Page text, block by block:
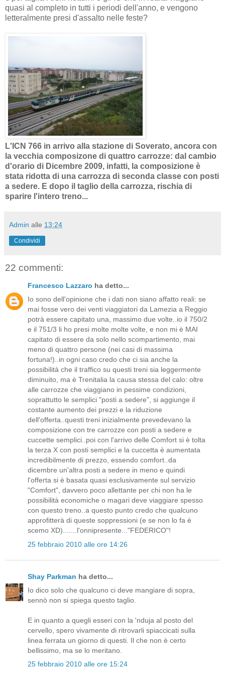
quasi al completo in tutti i periodi dell'anno, e vengono
letteralmente presi d'assalto nelle feste?
L'ICN 766 in arrivo alla stazione di Soverato, ancora con
la vecchia composizone di quattro carrozze: dal cambio
d'orario di Dicembre 2009, infatti, la composizione è
stata ridotta di una carrozza di seconda classe con posti
a sedere. E dopo il taglio della carrozza, rischia di
sparire l'intero treno...
Admin alle 13:24
Condividi
22 commenti:
Francesco Lazzaro ha detto...
Io sono dell'opinione che i dati non siano affatto reali: se
mai fosse vero dei venti viaggiatori da Lamezia a Reggio
potrà essere capitato una, massimo due volte..io il 750/2
e il 751/3 li ho presi molte molte volte, e non mi è MAI
capitato di essere da solo nello scompartimento, mai
meno di quattro persone (nei casi di massima
fortuna!)..in ogni caso credo che ci sia anche la
possibilità che il traffico su questi treni sia leggermente
diminuito, ma è Trenitalia la causa stessa del calo: oltre
alle carrozze che viaggiano in pessime condizioni,
soprattutto le semplici "posti a sedere", si aggiunge il
costante aumento dei prezzi e la riduzione
dell'offerta..questi treni inizialmente prevedevano la
composizione con tre carrozze con posti a sedere e
cuccette semplici..poi con l'arrivo delle Comfort si è tolta
la terza X con posti semplici e la cuccetta è aumentata
incredibilmente di prezzo, essendo comfort..da
dicembre un'altra posti a sedere in meno e quindi
l'offerta si è basata quasi esclusivamente sul servizio
"Comfort", davvero poco allettante per chi non ha le
possibilità economiche o magari deve viaggiare spesso
con questo treno..a questo punto credo che qualcuno
approfitterà di queste soppressioni (e se non lo fa è
scemo XD).......l'onnipresente..."FEDERICO"!
25 febbraio 2010 alle ore 14:26
Shay Parkman ha detto...
Io dico solo che qualcuno ci deve mangiare di sopra,
sennò non si spiega questo taglio.
E in quanto a quegli esseri con la 'nduja al posto del
cervello, spero vivamente di ritrovarli spiaccicati sulla
linea ferrata un giorno di questi. Il che non è certo
bellissimo, ma se lo meritano.
25 febbraio 2010 alle ore 15:24